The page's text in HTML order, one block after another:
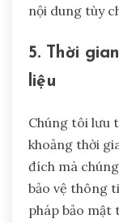
nội dung tùy
5. Thời
liệu
Chúng tôi
khoảng thời
đích mà
bảo vệ thông
pháp bảo mật